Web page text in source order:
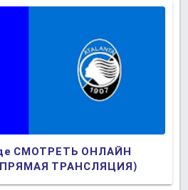
СМОТРЕТЬ ОНЛАЙН
ТРАНСЛЯЦИЯ)